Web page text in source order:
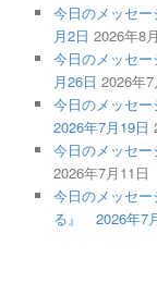
今日のメッセ
月2日 2026年8
今日のメッセ
月26日 2026年7
今日のメッセ
2026年7月19日
今日のメッセ
2026年7月11日
今日のメッセ
る』 2026年7